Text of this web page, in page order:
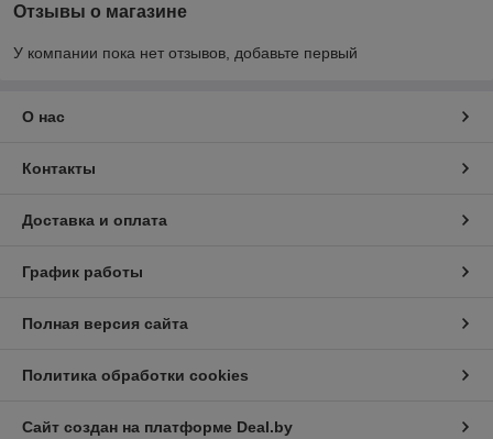
Отзывы о магазине
У компании пока нет отзывов, добавьте первый
О нас
Контакты
Доставка и оплата
График работы
Полная версия сайта
Политика обработки cookies
Сайт создан на платформе Deal.by